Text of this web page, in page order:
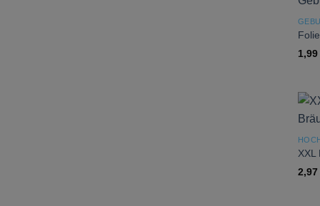
1,99
XXL
2,97